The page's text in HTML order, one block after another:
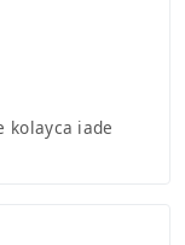
kolayca iade